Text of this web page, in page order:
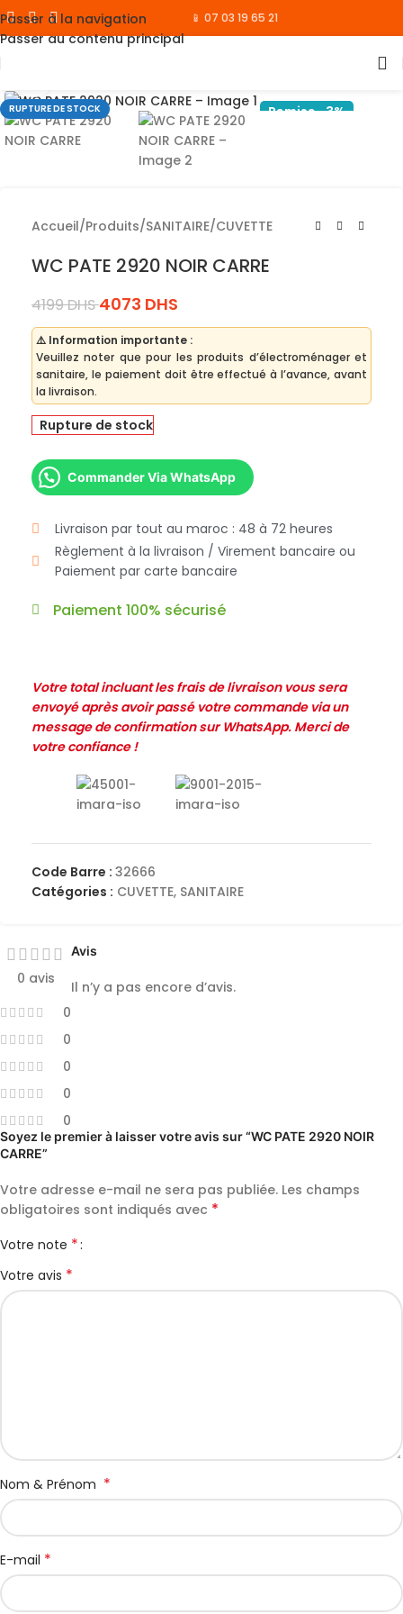
Passer à la navigation
Passer au contenu principal
📱 07 03 19 65 21
RUPTURE DE STOCK Remise -3%
Accueil/Produits/SANITAIRE/CUVETTE
WC PATE 2920 NOIR CARRE
4199DHS 4073 DHS
⚠️ Information importante :
Veuillez noter que pour les produits d’électroménager et
sanitaire, le paiement doit être effectué à l’avance, avant
la livraison.
Rupture de stock
Commander Via WhatsApp
Livraison par tout au maroc : 48 à 72 heures
Règlement à la livraison / Virement bancaire ou
Paiement par carte bancaire
Paiement 100% sécurisé
Votre total incluant les frais de livraison vous sera
envoyé après avoir passé votre commande via un
message de confirmation sur WhatsApp. Merci de
votre confiance !
Code Barre : 32666
Catégories : CUVETTE, SANITAIRE
0 avis
0
0
0
0
0
Avis
Il n’y a pas encore d’avis.
Soyez le premier à laisser votre avis sur “WC PATE 2920 NOIR
CARRE”
Votre adresse e-mail ne sera pas publiée. Les champs
obligatoires sont indiqués avec *
Votre note *
Votre avis *
Nom & Prénom *
E-mail *